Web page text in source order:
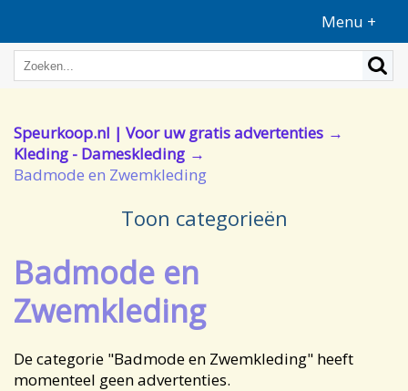
Menu +
Speurkoop.nl | Voor uw gratis advertenties
Kleding - Dameskleding
Badmode en Zwemkleding
Toon categorieën
Badmode en
Zwemkleding
De categorie "Badmode en Zwemkleding" heeft
momenteel geen advertenties.